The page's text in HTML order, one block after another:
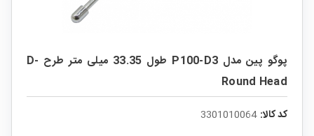
پوگو پین مدل P100-D3 طول 33.35 میلی متر طرح D-
Round Head
کد کالا: 3301010064